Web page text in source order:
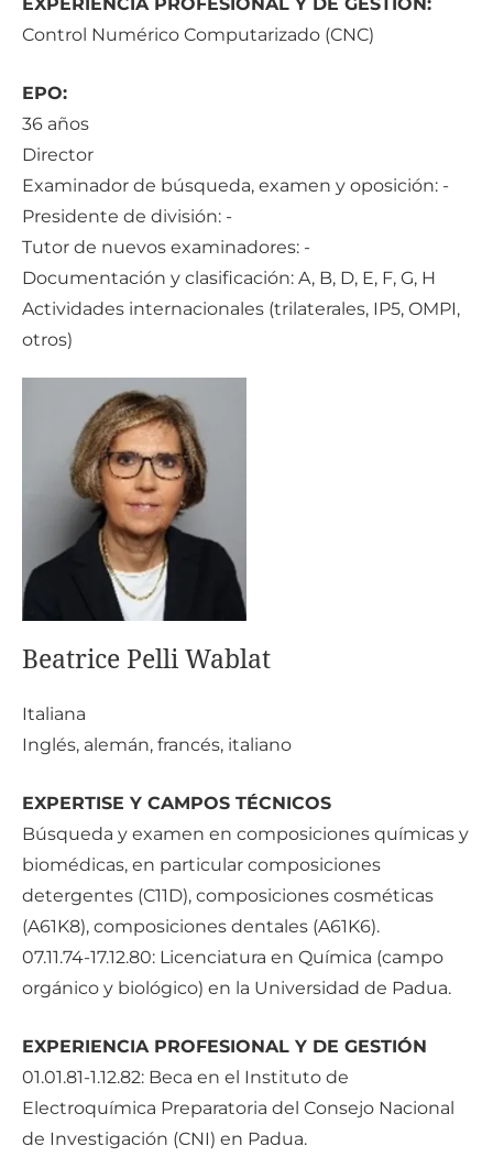
Control Numérico Computarizado (CNC)
EPO:
36 años
Director
Examinador de búsqueda, examen y oposición: -
Presidente de división: -
Tutor de nuevos examinadores: -
Documentación y clasificación: A, B, D, E, F, G, H
Actividades internacionales (trilaterales, IP5, OMPI,
otros)
Beatrice Pelli Wablat
Italiana
Inglés, alemán, francés, italiano
EXPERTISE Y CAMPOS TÉCNICOS
Búsqueda y examen en composiciones químicas y
biomédicas, en particular composiciones
detergentes (C11D), composiciones cosméticas
(A61K8), composiciones dentales (A61K6).
07.11.74-17.12.80: Licenciatura en Química (campo
orgánico y biológico) en la Universidad de Padua.
EXPERIENCIA PROFESIONAL Y DE GESTIÓN
01.01.81-1.12.82: Beca en el Instituto de
Electroquímica Preparatoria del Consejo Nacional
de Investigación (CNI) en Padua.